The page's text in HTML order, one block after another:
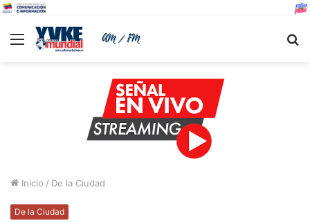
Menu
Inicio / De la Ciudad
De la Ciudad